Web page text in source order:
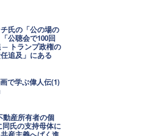
氏の「公の場の
公聴会で100回
─ トランプ政権の
追及」にある
で学ぶ偉人伝(1)
動産所有者の個
氏の支持母体に